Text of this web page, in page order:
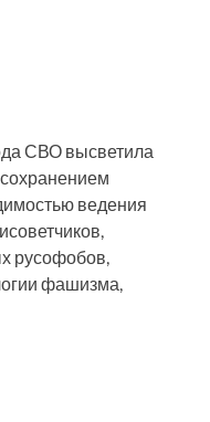
СВО высветила
ведения
русофобов,
фашизма,